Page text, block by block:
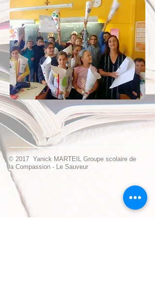
© 2017 Yanick MARTEIL Groupe scolaire de
la Compassion - Le Sauveur